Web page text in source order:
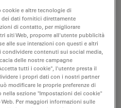
e altre tecnologie di
dati fornitici direttamente
di contatto, per migliorare
siti Web, proporre all'utente pubblicità
alle sue interazioni con questi e altri
contenuti sui social media,
delle nostre campagne
tutti i cookie", l'utente presta il
i propri dati con i nostri partner
modificare le proprie preferenze di
sezione "Impostazioni dei cookie"
Per maggiori informazioni sulle